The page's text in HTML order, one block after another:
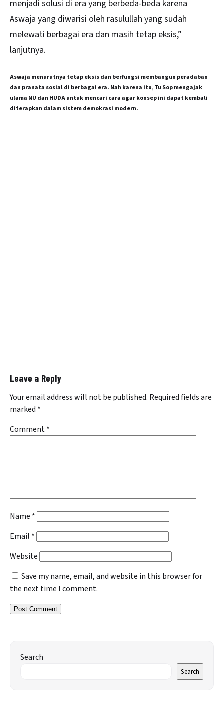
menjadi solusi di era yang berbeda-beda karena
Aswaja yang diwarisi oleh rasulullah yang sudah
melewati berbagai era dan masih tetap eksis,”
lanjutnya.
Aswaja menurutnya tetap eksis dan berfungsi membangun peradaban
dan pranata sosial di berbagai era. Nah karena itu, Tu Sop mengajak
ulama NU dan HUDA untuk mencari cara agar konsep ini dapat kembali
diterapkan dalam sistem demokrasi modern.
Leave a Reply
Your email address will not be published. Required fields are
marked *
Comment*
Name *
Email *
Website
Save my name, email, and website in this browser for
the next time I comment.
Search
Search